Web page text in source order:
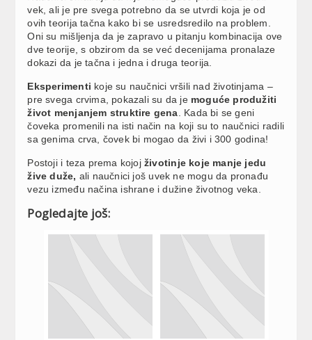
vek, ali je pre svega potrebno da se utvrdi koja je od
ovih teorija tačna kako bi se usredsredilo na problem.
Oni su mišljenja da je zapravo u pitanju kombinacija ove
dve teorije, s obzirom da se već decenijama pronalaze
dokazi da je tačna i jedna i druga teorija.
Eksperimenti koje su naučnici vršili nad životinjama –
pre svega crvima, pokazali su da je moguće produžiti
život menjanjem struktire gena . Kada bi se geni
čoveka promenili na isti način na koji su to naučnici radili
sa genima crva, čovek bi mogao da živi i 300 godina!
Postoji i teza prema kojojživotinje koje manje jedu
žive duže, ali naučnici još uvek ne mogu da pronađu
vezu između načina ishrane i dužine životnog veka.
Pogledajte još: